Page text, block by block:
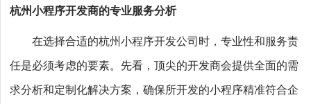
杭州小程序开发商的专业服务分析
在选择合适的杭州小程序开发公司时，专业性和服务责
任是必须考虑的要素。先看，顶尖的开发商会提供全面的需
求分析和定制化解决方案，确保所开发的小程序精准符合企